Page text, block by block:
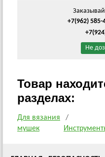
+7(962) 585-
Не
Товар
разделах:
Для вязания
мушек
/